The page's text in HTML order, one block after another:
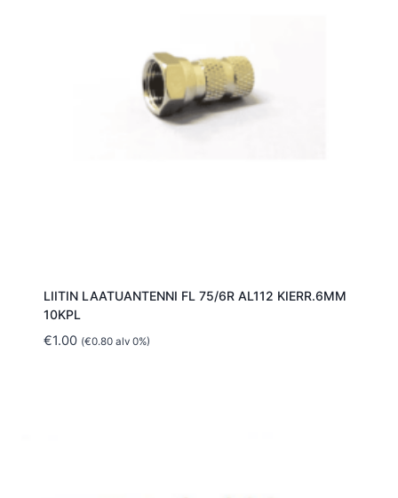
LIITIN LAATUANTENNI FL 75/6R AL112 KIERR.6MM
10KPL
€1.00 (€0.80alv 0%)